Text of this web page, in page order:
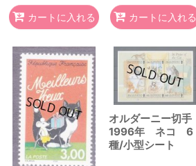
カートに入れる カートに入れる
オルダーニー切手
1996年 ネコ 6
種/小型シート